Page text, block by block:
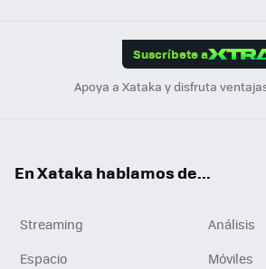
Suscríbete a
Apoya a Xataka y disfruta
En Xataka hablamos de...
Streaming
Análisis
Espacio
Móviles